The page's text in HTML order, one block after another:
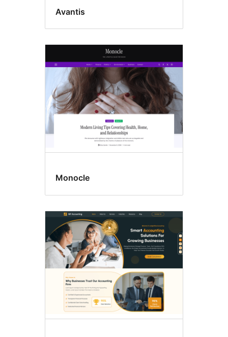
Avantis
Monocle